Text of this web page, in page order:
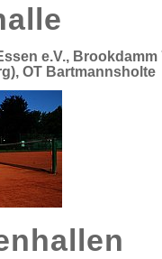
e.V., Brookdamm
OT Bartmannsholte